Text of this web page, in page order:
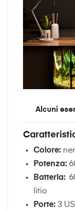
Alcuni
Colore:
Potenza:
Batteria:
litio
Porte:3